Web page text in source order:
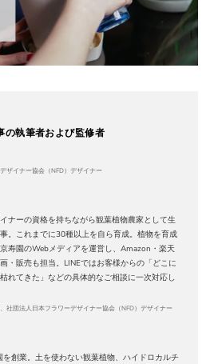
の執筆者および監修者
ザイナー協会（NFD）デザイナー
ナーの資格を持ちながら観葉植物農家として生
。これまでに30種以上を自ら育成。植物を育成
寿園のWebメディアを運営し、Amazon・楽天
・販売も担当。LINEではお客様からの「どこに
れてきた」などの具体的なご相談に一次対応し
社団法人日本フラワーデザイナー協会（NFD）デザイナー
創業。土を使わない観葉植物、ハイドロカルチ